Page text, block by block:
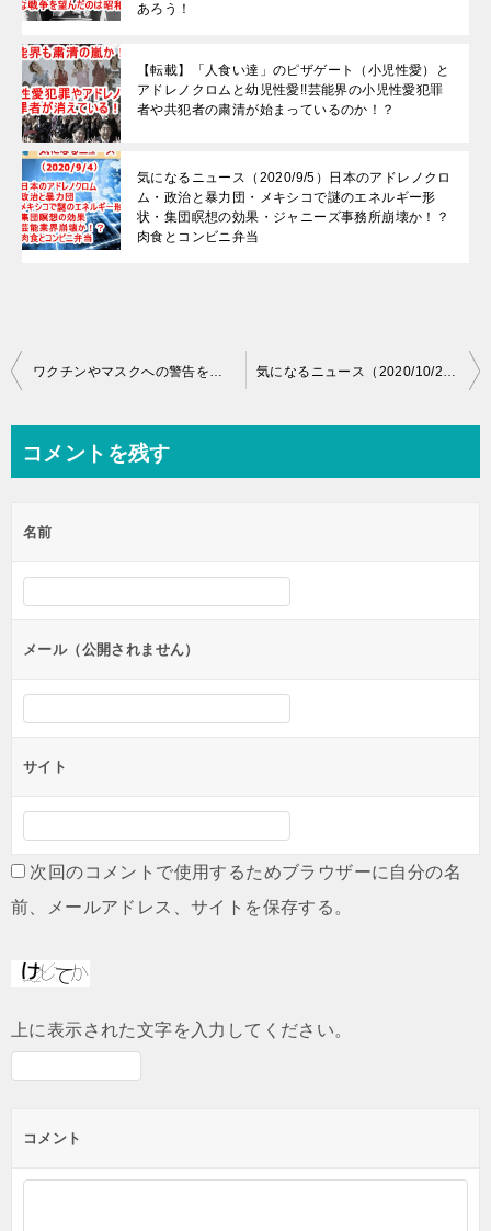
あろう！
【転載】「人食い達」のピザゲート（小児性愛）と
アドレノクロムと幼児性愛!!芸能界の小児性愛犯罪
者や共犯者の粛清が始まっているのか！？
気になるニュース（2020/9/5）日本のアドレノクロ
ム・政治と暴力団・メキシコで謎のエネルギー形
状・集団瞑想の効果・ジャニーズ事務所崩壊か！？
肉食とコンビニ弁当
投
ビ
ー
シ
ョ
ン
ワクチンやマスクへの警告を発している動画が削除されている！動画内容書き下ろし！免疫力低下の原因はマスクと殺菌！深刻なワクチン副作用について！ 気になるニュース（2020/10/29）・新型コロナワクチン無料接種・インフルエンザ予防接種・ビッグテック解体・闇の支配構造終焉か！？・ジョージソロスはテロ支援者・シューマン共振波
コメントを残す
名前
メール（公開されません）
サイト
次回のコメントで使用するためブラウザーに自分の名
前、メールアドレス、サイトを保存する。
上に表示された文字を入力してください。
コメント